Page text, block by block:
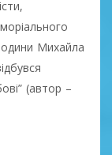
Михайла
(автор –